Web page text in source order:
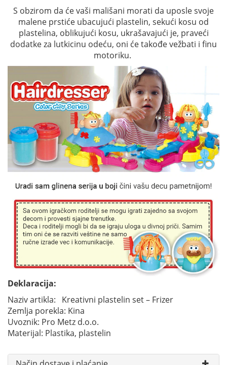
S obzirom da će vaši mališani morati da uposle svoje
malene prstiće ubacujući plastelin, sekući kosu od
plastelina, oblikujući kosu, ukrašavajući je, praveći
dodatke za lutkicinu odeću, oni će takođe vežbati i finu
motoriku.
Deklaracija:
Naziv artikla: Kreativni plastelin set – Frizer
Zemlja porekla: Kina
Uvoznik: Pro Metz d.o.o.
Materijal: Plastika, plastelin